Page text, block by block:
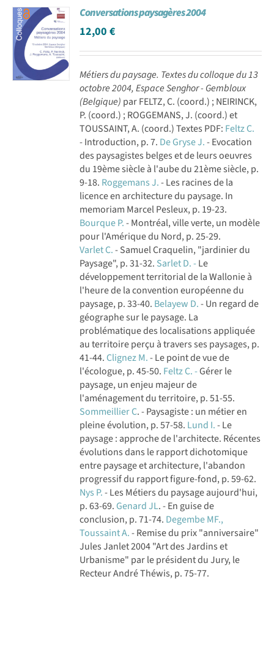
Achat en ligne
Panier WooCommerce
Conversations paysagères 2004
12,00€
Métiers du paysage. Textes du colloque du 13
octobre 2004, Espace Senghor - Gembloux
(Belgique) par FELTZ, C. (coord.) ; NEIRINCK,
P. (coord.) ; ROGGEMANS, J. (coord.) et
TOUSSAINT, A. (coord.) Textes PDF: Feltz C.
- Introduction, p. 7. De Gryse J.- Evocation
des paysagistes belges et de leurs oeuvres
du 19ème siècle à l'aube du 21ème siècle, p.
9-18. Roggemans J.- Les racines de la
licence en architecture du paysage. In
memoriam Marcel Pesleux, p. 19-23.
Bourque P.- Montréal, ville verte, un modèle
pour l'Amérique du Nord, p. 25-29.
Varlet C.- Samuel Craquelin, "jardinier du
Paysage", p. 31-32. Sarlet D. -Le
développement territorial de la Wallonie à
l'heure de la convention européenne du
paysage, p. 33-40. Belayew D.- Un regard de
géographe sur le paysage. La
problématique des localisations appliquée
au territoire perçu à travers ses paysages, p.
41-44.Clignez M.- Le point de vue de
l'écologue, p. 45-50. Feltz C. -Gérer le
paysage, un enjeu majeur de
l'aménagement du territoire, p. 51-55.
Sommeillier C. - Paysagiste : un métier en
pleine évolution, p. 57-58. Lund I.- Le
paysage : approche de l'architecte. Récentes
évolutions dans le rapport dichotomique
entre paysage et architecture, l'abandon
progressif du rapport figure-fond, p. 59-62.
Nys P.- Les Métiers du paysage aujourd'hui,
p. 63-69.Genard JL. - En guise de
conclusion, p. 71-74. Degembe MF.,
Toussaint A.- Remise du prix "anniversaire"
Jules Janlet 2004 "Art des Jardins et
Urbanisme" par le président du Jury, le
Recteur André Théwis, p. 75-77.